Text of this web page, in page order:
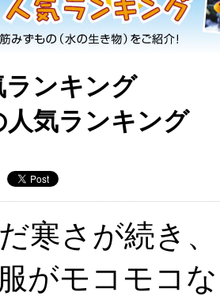
ランキング
人気ランキング
寒さが続き、
がモコモコな